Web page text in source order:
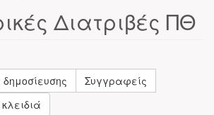
Διατριβές ΠΘ
Συγγραφείς